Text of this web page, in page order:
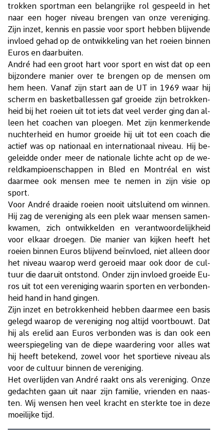
trok­ken sport­man een be­lang­rij­ke rol ge­speeld in het
naar een ho­ger ni­veau bren­gen van onze ver­e­ni­ging.
Zijn in­zet, ken­nis en pas­sie voor sport heb­ben blij­ven­de
in­vloed ge­had op de ont­wik­ke­ling van het roei­en bin­nen
Eu­ros en daar­bui­ten.
An­dré had een groot hart voor sport en wist dat op een
bij­zon­de­re ma­nier over te bren­gen op de men­sen om
hem heen. Van­af zijn start aan de UT in 1969 waar hij
scherm en bas­ket­bal­les­sen gaf groei­de zijn be­trok­ken­
heid bij het roei­en uit tot iets dat veel ver­der ging dan al­
leen het coa­chen van ploe­gen. Met zijn ken­mer­ken­de
nuch­ter­heid en hu­mor groei­de hij uit tot een coach die
ac­tief was op na­ti­o­naal en in­ter­na­ti­o­naal ni­veau. Hij be­
ge­leid­de on­der meer de na­ti­o­na­le lich­te acht op de we­
reld­kam­pi­oen­schap­pen in Bled en Mon­tré­al en wist
daar­mee ook men­sen mee te ne­men in zijn vi­sie op
sport.
Voor An­dré draai­de roei­en nooit uit­slui­tend om win­nen.
Hij zag de ver­e­ni­ging als een plek waar men­sen sa­men­
kwa­men, zich ont­wik­kel­den en ver­ant­woor­de­lijk­heid
voor el­kaar droe­gen. Die ma­nier van kij­ken heeft het
roei­en bin­nen Eu­ros blij­vend be­ïn­vloed, niet al­leen door
het ni­veau waar­op werd ge­roeid maar ook door de cul­
tuur die daar­uit ont­stond. On­der zijn in­vloed groei­de Eu­
ros uit tot een ver­e­ni­ging waar­in spor­ten en ver­bon­den­
heid hand in hand gin­gen.
Zijn in­zet en be­trok­ken­heid heb­ben daar­mee een ba­sis
ge­legd waar­op de ver­e­ni­ging nog al­tijd voort­bouwt. Dat
hij als ere­lid aan Eu­ros ver­bon­den was is dan ook een
weer­spie­ge­ling van de die­pe waar­de­ring voor al­les wat
hij heeft be­te­kend, zo­wel voor het spor­tie­ve ni­veau als
voor de cul­tuur bin­nen de ver­e­ni­ging.
Het over­lij­den van An­dré raakt ons als ver­e­ni­ging. Onze
ge­dach­ten gaan uit naar zijn fa­mi­lie, vrien­den en naas­
ten. Wij wen­sen hen veel kracht en sterk­te toe in deze
moei­lij­ke tijd.